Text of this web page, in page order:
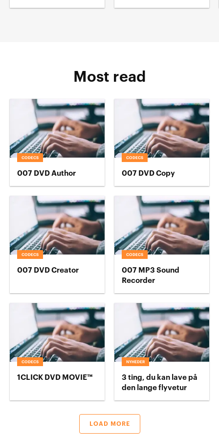
Most read
CODECS
007 DVD Author
CODECS
007 DVD Copy
CODECS
007 DVD Creator
CODECS
007 MP3 Sound
Recorder
CODECS
1CLICK DVD MOVIE™
NYHEDER
3 ting, du kan lave på
den lange flyvetur
LOAD MORE